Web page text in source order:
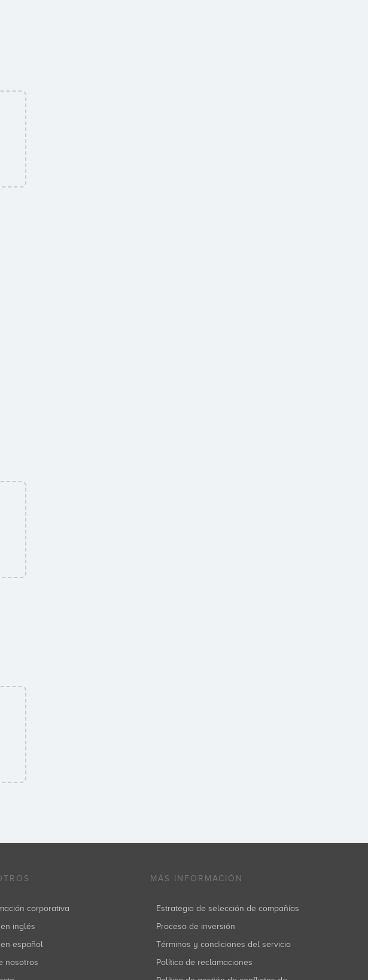
corporativa
en inglés
en español
nosotros
MÁS INFORMACIÓN
Estrategia de selección de compañías
Proceso de inversión
Términos y condiciones del servicio
Política de reclamaciones